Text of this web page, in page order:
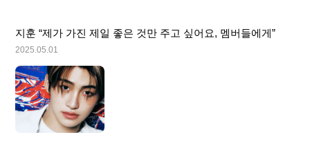
지훈 “제가 가진 제일 좋은 것만 주고 싶어요, 멤버들에게”
2025.05.01